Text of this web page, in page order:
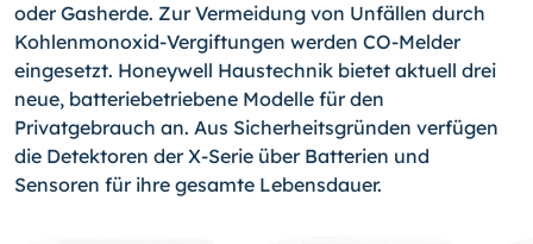
oder Gasherde. Zur Vermeidung von Unfällen durch
Kohlenmonoxid-Vergiftungen werden CO-Melder
eingesetzt. Honeywell Haustechnik bietet aktuell drei
neue, batteriebetrie­bene Modelle für den
Privatgebrauch an. Aus Sicherheitsgründen verfügen
die Detek­toren der X-Serie über Batterien und
Sensoren für ihre gesamte Lebensdauer.